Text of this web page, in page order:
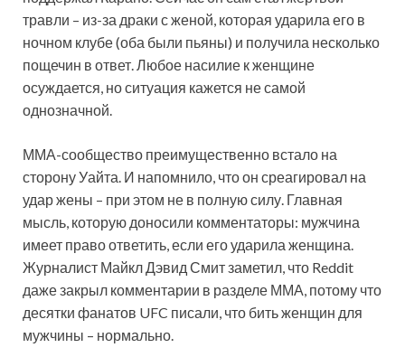
травли – из-за драки с женой, которая ударила его в
ночном клубе (оба были пьяны) и получила несколько
пощечин в ответ. Любое насилие к женщине
осуждается, но ситуация кажется не самой
однозначной.
ММА-сообщество преимущественно встало на
сторону Уайта. И напомнило, что он среагировал на
удар жены – при этом не в полную силу. Главная
мысль, которую доносили комментаторы: мужчина
имеет право ответить, если его ударила женщина.
Журналист Майкл Дэвид Смит заметил, что Reddit
даже закрыл комментарии в разделе ММА, потому что
десятки фанатов UFC писали, что бить женщин для
мужчины – нормально.